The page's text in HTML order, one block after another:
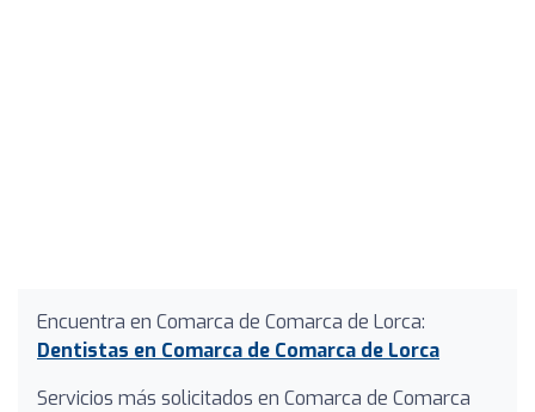
Encuentra en Comarca de Comarca de Lorca:
Dentistas en Comarca de Comarca de Lorca
Servicios más solicitados en Comarca de Comarca